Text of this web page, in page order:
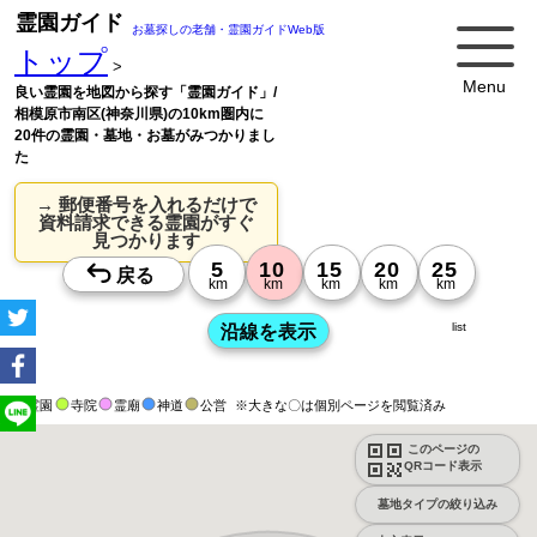
Menu
霊園ガイド お墓探しの老舗・霊園ガイドWeb版
トップ >
良い霊園を地図から探す「霊園ガイド」/
相模原市南区(神奈川県)の10km圏内に
20件の霊園・墓地・お墓がみつかりまし
た
→ 郵便番号を入れるだけで
資料請求できる霊園がすぐ
見つかります
霊園 寺院 霊廟 神道 公営 ※大きな〇は個別ページを閲覧済み
このページの
QRコード表示
墓地タイプの絞り込み
list